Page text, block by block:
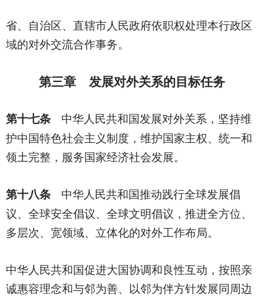
省、自治区、直辖市人民政府依职权处理本行政区
域的对外交流合作事务。
第三章 发展对外关系的目标任务
第十七条
中华人民共和国发展对外关系，坚持维
护中国特色社会主义制度，维护国家主权、统一和
领土完整，服务国家经济社会发展。
第十八条
中华人民共和国推动践行全球发展倡
议、全球安全倡议、全球文明倡议，推进全方位、
多层次、宽领域、立体化的对外工作布局。
中华人民共和国促进大国协调和良性互动，按照亲
诚惠容理念和与邻为善、以邻为伴方针发展同周边